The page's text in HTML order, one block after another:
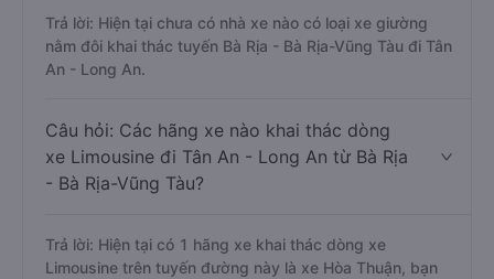
Trả lời: Hiện tại chưa có nhà xe nào có loại xe giường
nằm đôi khai thác tuyến Bà Rịa - Bà Rịa-Vũng Tàu đi Tân
An - Long An.
Câu hỏi: Các hãng xe nào khai thác dòng
xe Limousine đi Tân An - Long An từ Bà Rịa
- Bà Rịa-Vũng Tàu?
Trả lời: Hiện tại có 1 hãng xe khai thác dòng xe
Limousine trên tuyến đường này là xe Hòa Thuận, bạn